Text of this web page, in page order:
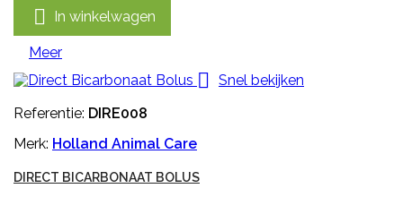
 In winkelwagen
Meer

Snel bekijken
Referentie: DIRE008
Merk: Holland Animal Care
DIRECT BICARBONAAT BOLUS